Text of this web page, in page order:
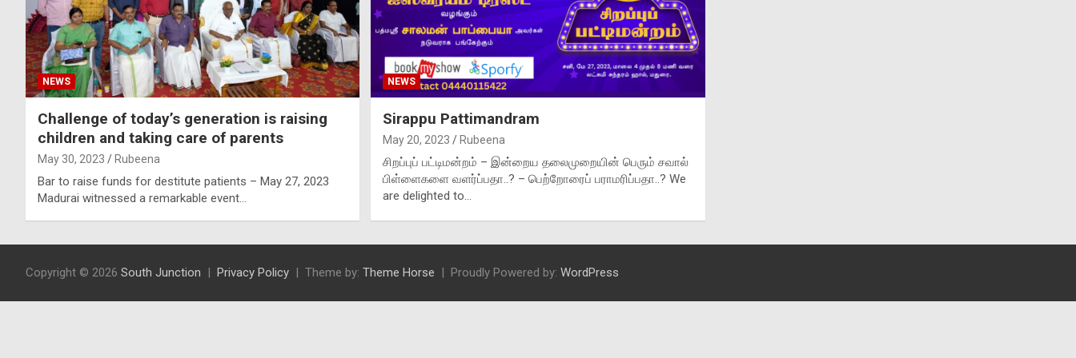
NEWS
Challenge of today’s generation is raising
children and taking care of parents
May 30, 2023 Rubeena
Bar to raise funds for destitute patients – May 27, 2023
Madurai witnessed a remarkable event…
NEWS
Sirappu Pattimandram
May 20, 2023 Rubeena
சிறப்புப் பட்டிமன்றம் – இன்றைய தலைமுறையின் பெரும் சவால்
பிள்ளைகளை வளர்ப்பதா..? – பெற்றோரைப் பராமரிப்பதா..? We
are delighted to…
Copyright © 2026 South Junction Privacy Policy Theme by: Theme Horse Proudly Powered by: WordPress